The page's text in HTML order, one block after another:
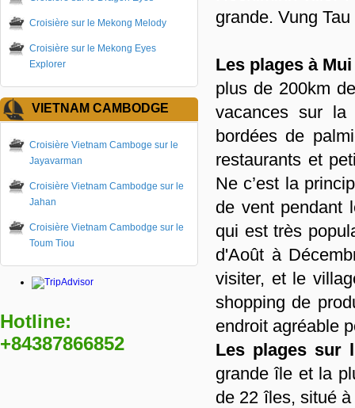
Croisière sur le Mekong Melody
Croisière sur le Mekong Eyes
Explorer
VIETNAM CAMBODGE
Croisière Vietnam Camboge sur le
Jayavarman
Croisière Vietnam Cambodge sur le
Jahan
Croisière Vietnam Cambodge sur le
Toum Tiou
Hotline:
+84387866852
grande. Vung
Les plages à
plus de 200km
vacances sur la
bordées de
restaurants et
Ne c’est la
de vent pendant
qui est très
d'Août à
visiter, et le
shopping de
endroit agréable
Les plages sur
grande île et la
de 22 îles, situé à